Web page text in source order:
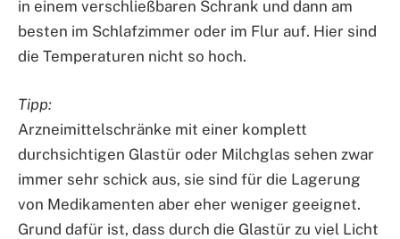
in einem verschließbaren Schrank und dann am
besten im Schlafzimmer oder im Flur auf. Hier sind
die Temperaturen nicht so hoch.
Tipp:
Arzneimittelschränke mit einer komplett
durchsichtigen Glastür oder Milchglas sehen zwar
immer sehr schick aus, sie sind für die Lagerung
von Medikamenten aber eher weniger geeignet.
Grund dafür ist, dass durch die Glastür zu viel Licht